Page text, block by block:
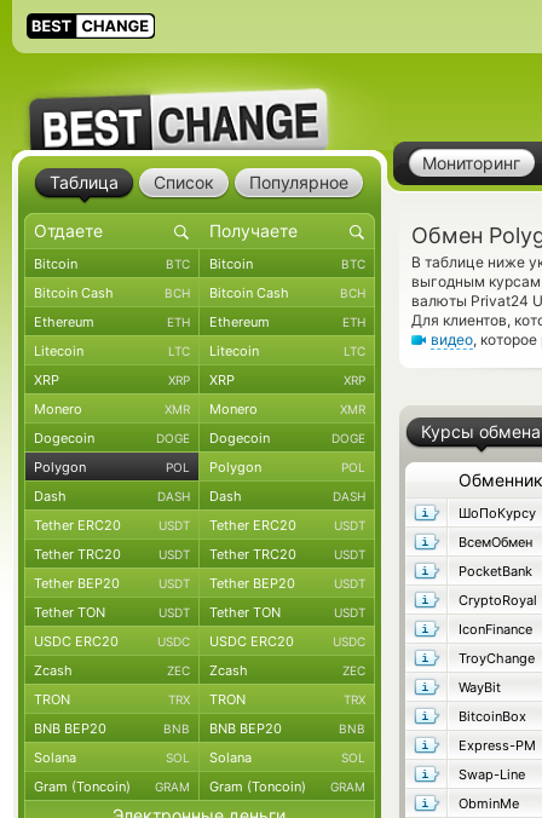
Мониторинг
Обмен
В таблице ниже
выгодным курсам
валюты Privat24
Для клиентов,
видео,
Курсы обмена
Обменник
ШоПоКурсу
ВсемОбмен
PocketBank
CryptoRoyal
IconFinance
TroyChange
WayBit
BitcoinBox
Express-PM
Swap-Line
ObminMe
Таблица Список Популярное
Bitcoin BTC Bitcoin BTC
Bitcoin Cash BCH Bitcoin Cash BCH
Ethereum ETH Ethereum ETH
Litecoin LTC Litecoin LTC
XRP XRP XRP XRP
Monero XMR Monero XMR
Dogecoin DOGE Dogecoin DOGE
Polygon POL Polygon POL
Dash DASH Dash DASH
Tether ERC20 USDT Tether ERC20 USDT
Tether TRC20 USDT Tether TRC20 USDT
Tether BEP20 USDT Tether BEP20 USDT
Tether TON USDT Tether TON USDT
USDC ERC20 USDC USDC ERC20 USDC
Zcash ZEC Zcash ZEC
TRON TRX TRON TRX
BNB BEP20 BNB BNB BEP20 BNB
Solana SOL Solana SOL
Gram (Toncoin) GRAM Gram (Toncoin) GRAM